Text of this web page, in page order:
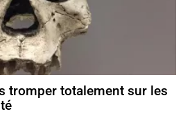
tromper totalement sur les